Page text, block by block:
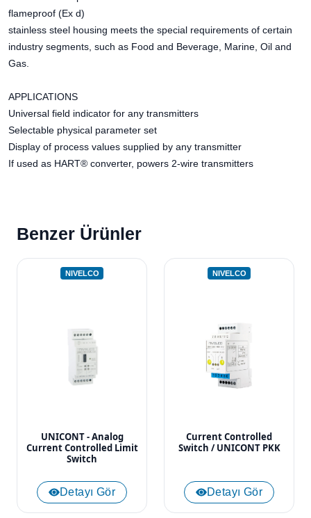
flameproof (Ex d)
stainless steel housing meets the special requirements of certain
industry segments, such as Food and Beverage, Marine, Oil and
Gas.
APPLICATIONS
Universal field indicator for any transmitters
Selectable physical parameter set
Display of process values supplied by any transmitter
If used as HART® converter, powers 2-wire transmitters
Benzer Ürünler
NIVELCO
UNICONT - Analog
Current Controlled Limit
Switch
Detayı Gör
NIVELCO
Current Controlled
Switch / UNICONT PKK
Detayı Gör